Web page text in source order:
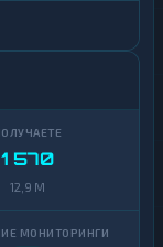
1 570
12,9 M